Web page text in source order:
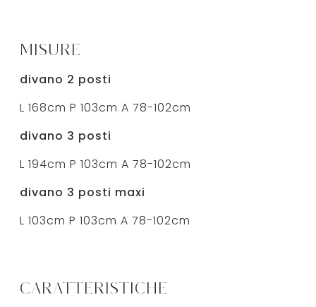
MISURE
divano 2 posti
L 168cm P 103cm A 78-102cm
divano 3 posti
L 194cm P 103cm A 78-102cm
divano 3 posti maxi
L 103cm P 103cm A 78-102cm
CARATTERISTICHE